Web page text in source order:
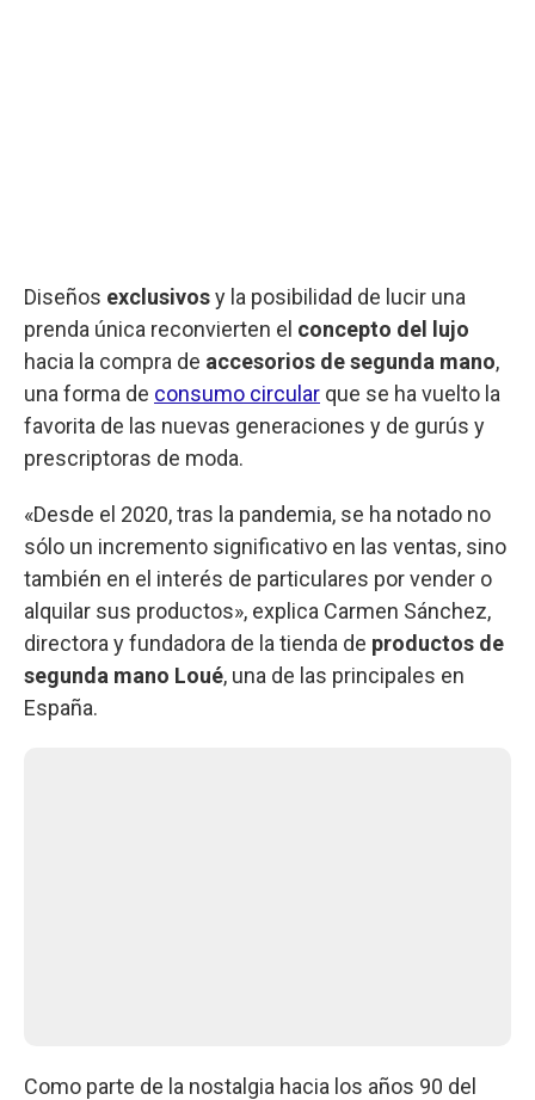
Diseños exclusivosy la posibilidad de lucir una
prenda única reconvierten el concepto del lujo
hacia la compra de accesorios de segunda mano,
una forma de consumo circular que se ha vuelto la
favorita de las nuevas generaciones y de gurús y
prescriptoras de moda.
«Desde el 2020, tras la pandemia, se ha notado no
sólo un incremento significativo en las ventas, sino
también en el interés de particulares por vender o
alquilar sus productos», explica Carmen Sánchez,
directora y fundadora de la tienda de productos de
segunda mano Loué, una de las principales en
España.
Como parte de la nostalgia hacia los años 90 del